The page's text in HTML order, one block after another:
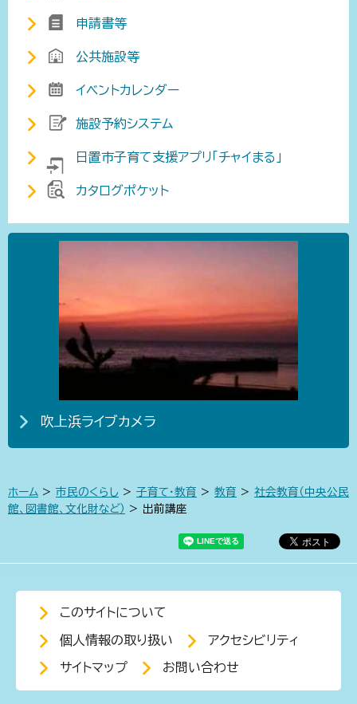
申請書等
公共施設等
イベントカレンダー
施設予約システム
日置市子育て支援アプリ「チャイまる」
カタログポケット
吹上浜ライブカメラ
ホーム > 市民のくらし > 子育て・教育 > 教育 > 社会教育（中央公民
館、図書館、文化財など） > 出前講座
このサイトについて
個人情報の取り扱い アクセシビリティ
サイトマップ お問い合わせ